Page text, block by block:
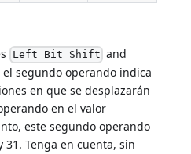
Left Bit Shift and
el segundo operando indica
en que se desplazarán
en el valor
este segundo operando
31. Tenga en cuenta, sin